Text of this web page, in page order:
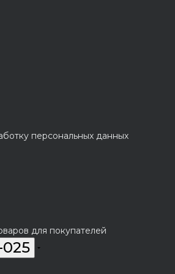
персональных данных
для покупателей
025